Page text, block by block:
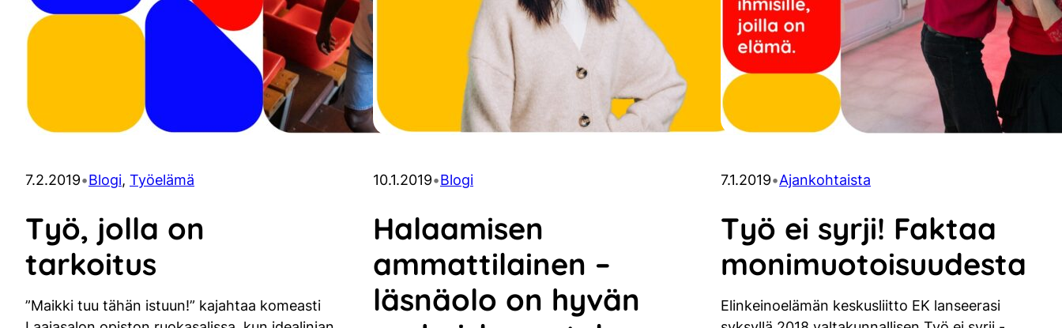
7.2.2019•Blogi, Työelämä
Työ, jolla on
tarkoitus
”Maikki tuu tähän istuun!” kajahtaa komeasti
10.1.2019•Blogi
Halaamisen
ammattilainen –
läsnäolo on hyvän
7.1.2019•Ajankohtaista
Työ ei syrji! Faktaa
monimuotoisuudesta
Elinkeinoelämän keskusliitto EK lanseerasi